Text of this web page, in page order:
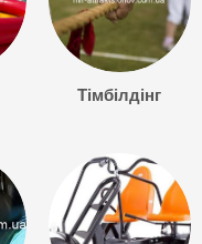
Тімбілдінг